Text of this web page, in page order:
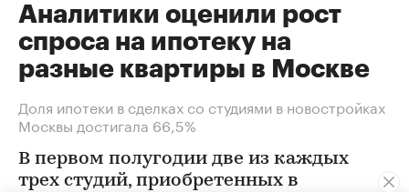
Аналитики оценили рост
спроса на ипотеку на
разные квартиры в Москве
Доля ипотеки в сделках со студиями в новостройках
Москвы достигала 66,5%
В первом полугодии две из каждых
трех студий, приобретенных в